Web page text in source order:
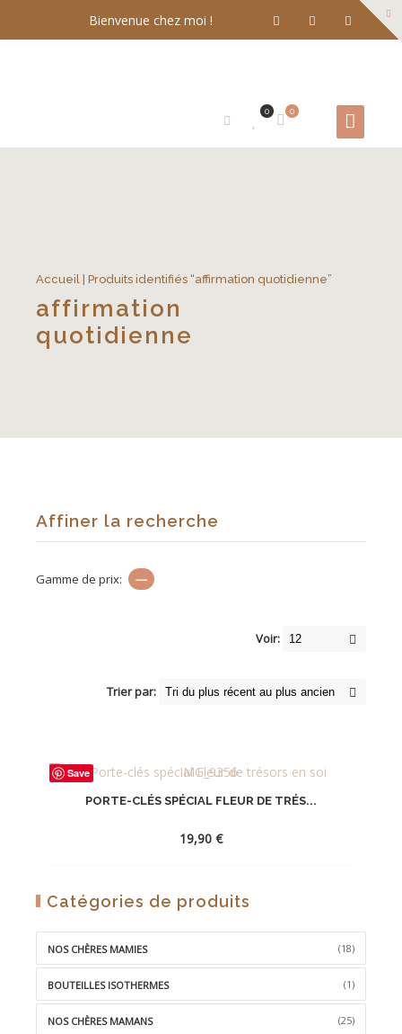
Bienvenue chez moi !
0
0
Accueil | Produits identifiés “affirmation quotidienne”
affirmation
quotidienne
Affiner la recherche
Gamme de prix: —
Voir:
Trier par:
Save
PORTE-CLÉS SPÉCIAL FLEUR DE TRÉS...
19,90 €
Catégories de produits
NOS CHÈRES MAMIES (18)
BOUTEILLES ISOTHERMES (1)
NOS CHÈRES MAMANS (25)